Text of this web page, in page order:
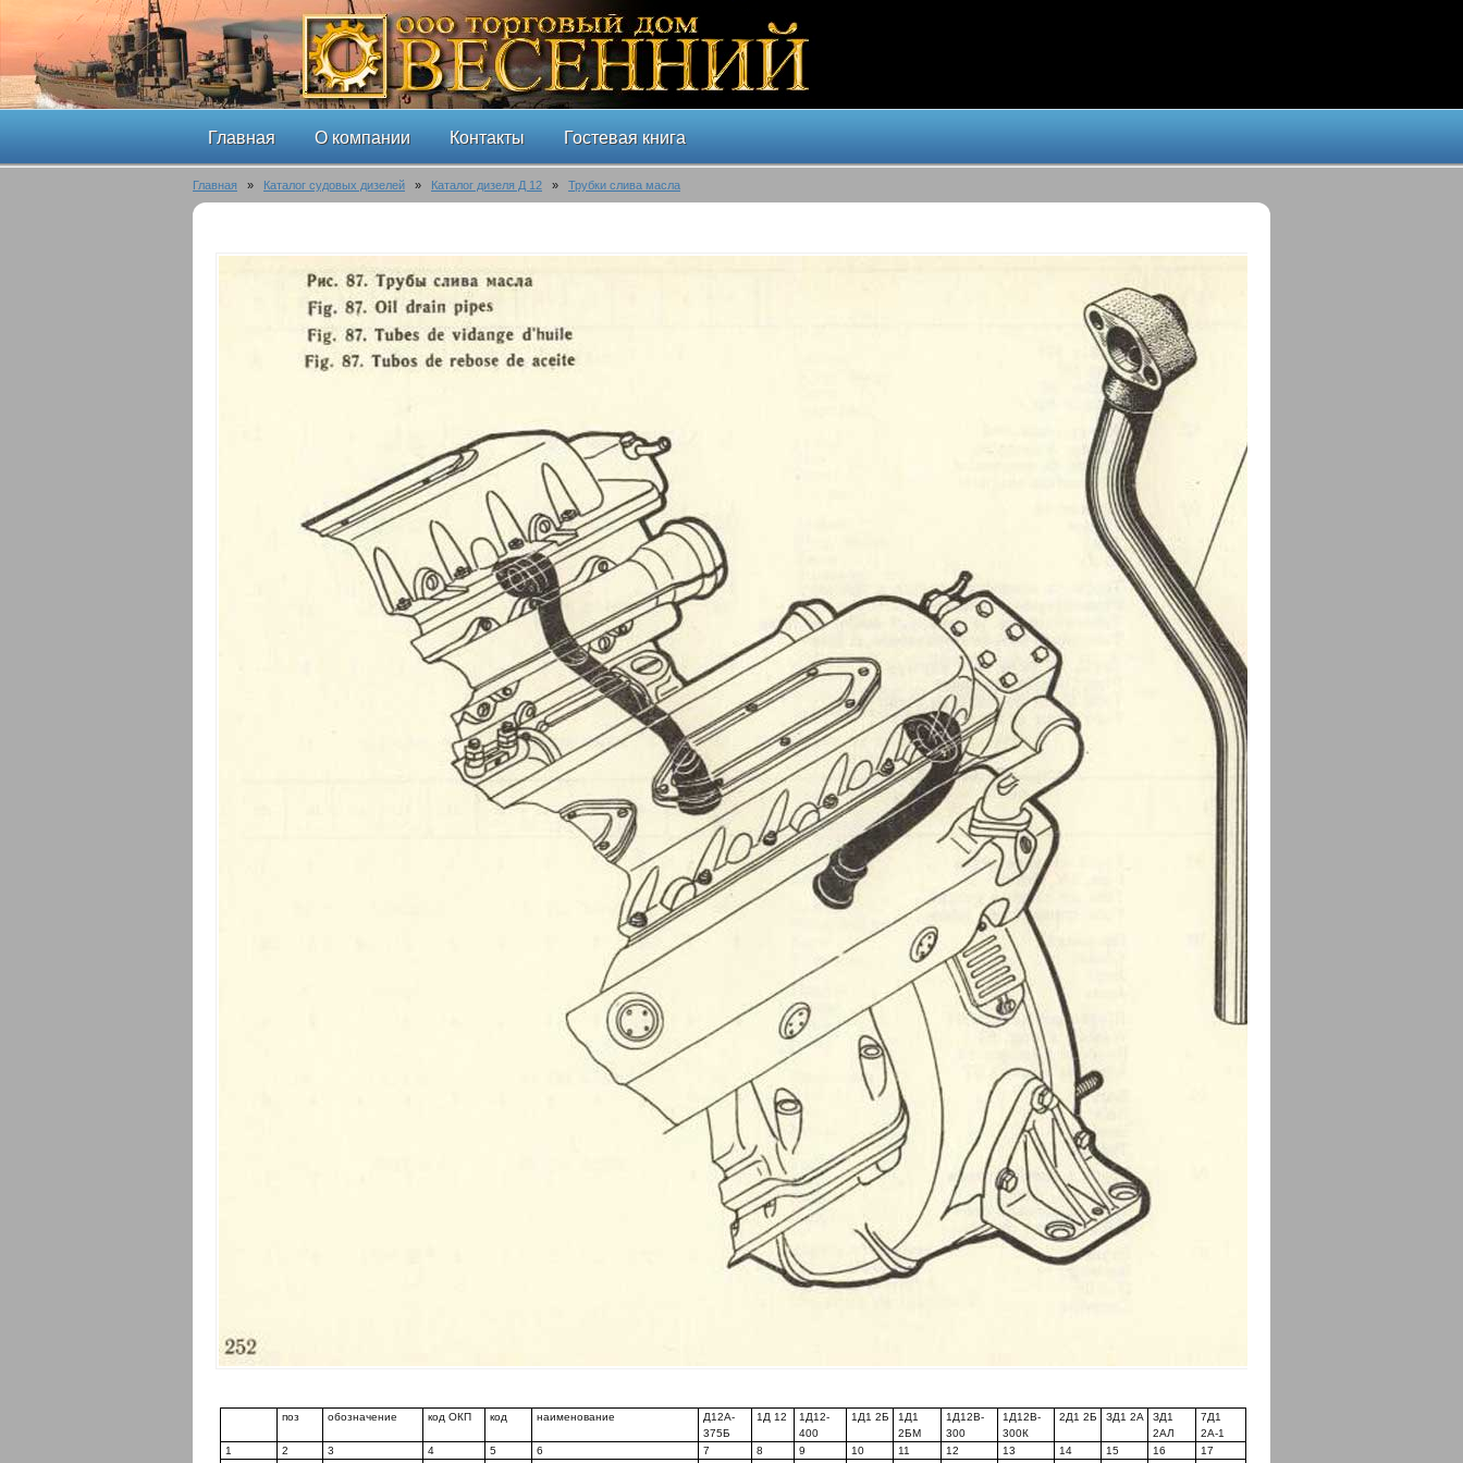
Главная О компании Контакты Гостевая книга
Главная » Каталог судовых дизелей » Каталог дизеля Д 12 » Трубки слива масла
поз обозначение код ОКП код наименование
Д12А-
375Б
1Д 12
1Д12-
400
1Д1 2Б
1Д1
2БМ
1Д12В-
300
1Д12В-
300К
2Д1 2Б ЗД1 2А
ЗД1
2АЛ
7Д1
2А-1
1
2 3 4 5 6 7 8 9 10 11 12 13 14 15 16
17